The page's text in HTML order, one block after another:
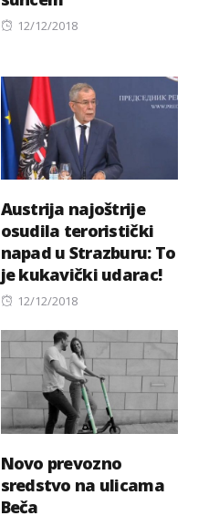
Posted
12/12/2018
Austrija najoštrije
osudila teroristički
napad u Strazburu: To
je kukavički udarac!
Posted
12/12/2018
Novo prevozno
sredstvo na ulicama
Beča